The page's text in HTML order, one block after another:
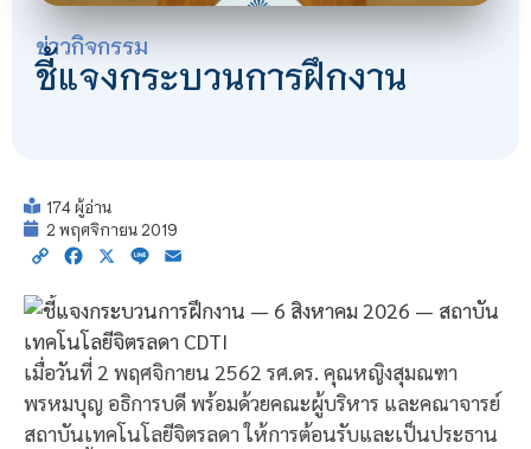
ข่าวกิจกรรม
ชี้แจงกระบวนการฝึกงาน
174 ผู้อ่าน
2 พฤศจิกายน 2019
Copy Facebook
X Line
เมื่อวันที่ 2 พฤศจิกายน 2562 รศ.ดร. คุณหญิงสุมณฑา
พรหมบุญ อธิการบดี พร้อมด้วยคณะผู้บริหาร และคณาจารย์
สถาบันเทคโนโลยีจิตรลดา ให้การต้อนรับและเป็นประธาน